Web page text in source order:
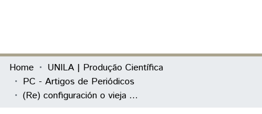
Communities & Collections
All of DSpace
Home
UNILA | Produção Científica
PC - Artigos de Periódicos
(Re) configuración o vieja configuración geopolítica hemisférica: La integración de la Región Andina en el comienzo del siglo XXI